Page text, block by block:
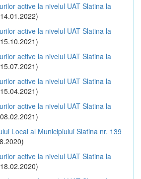
active la nivelul UAT Slatina la
active la nivelul UAT Slatina la
active la nivelul UAT Slatina la
active la nivelul UAT Slatina la
active la nivelul UAT Slatina la
Local al Municipiului Slatina nr. 139
active la nivelul UAT Slatina la